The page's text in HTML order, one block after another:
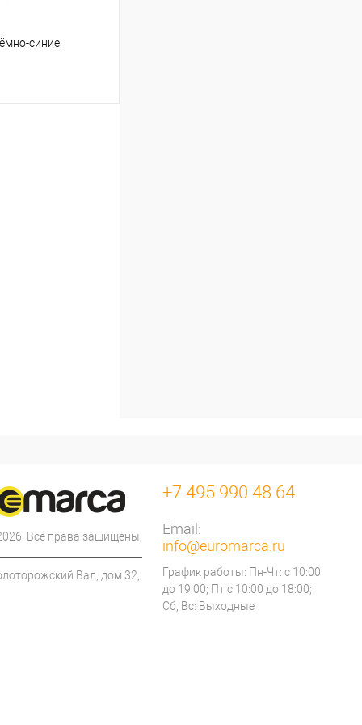
синие
Все права защищены.
Вал, дом 32,
+7 495 990 48 64
Email:
info@euromarca.ru
График работы: Пн-Чт: с 10:00
до 19:00; Пт с 10:00 до 18:00;
Сб, Вс: Выходные